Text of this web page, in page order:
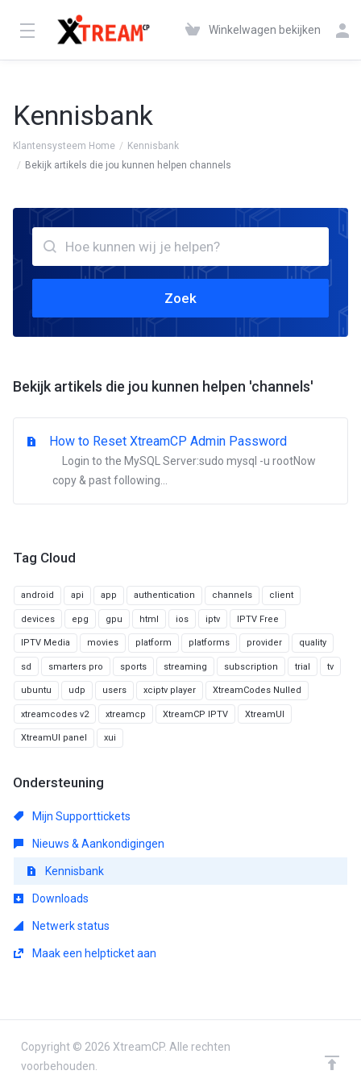
Winkelwagen bekijken
Kennisbank
Klantensysteem Home
Kennisbank
Bekijk artikels die jou kunnen helpen channels
Zoek
Bekijk artikels die jou kunnen helpen 'channels'
How to Reset XtreamCP Admin Password
Login to the MySQL Server:sudo mysql -u rootNow
copy & past following...
Tag Cloud
android api app authentication channels client
devices epg gpu html ios iptv IPTV Free
IPTV Media movies platform platforms provider quality
sd smarters pro sports streaming subscription trial tv
ubuntu udp users xciptv player XtreamCodes Nulled
xtreamcodes v2 xtreamcp XtreamCP IPTV XtreamUI
XtreamUI panel xui
Ondersteuning
Mijn Supporttickets
Nieuws & Aankondigingen
Kennisbank
Downloads
Netwerk status
Maak een helpticket aan
Copyright © 2026 XtreamCP. Alle rechten
voorbehouden.